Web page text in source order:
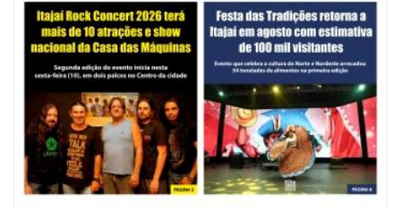
06/08/2026 | 10:14
Defesa Civil de SC monitora formação de ciclone-bomba no Sul do Brasil;
entenda como o fenômeno se forma e quais os impactos no estado
ITAJAÍ